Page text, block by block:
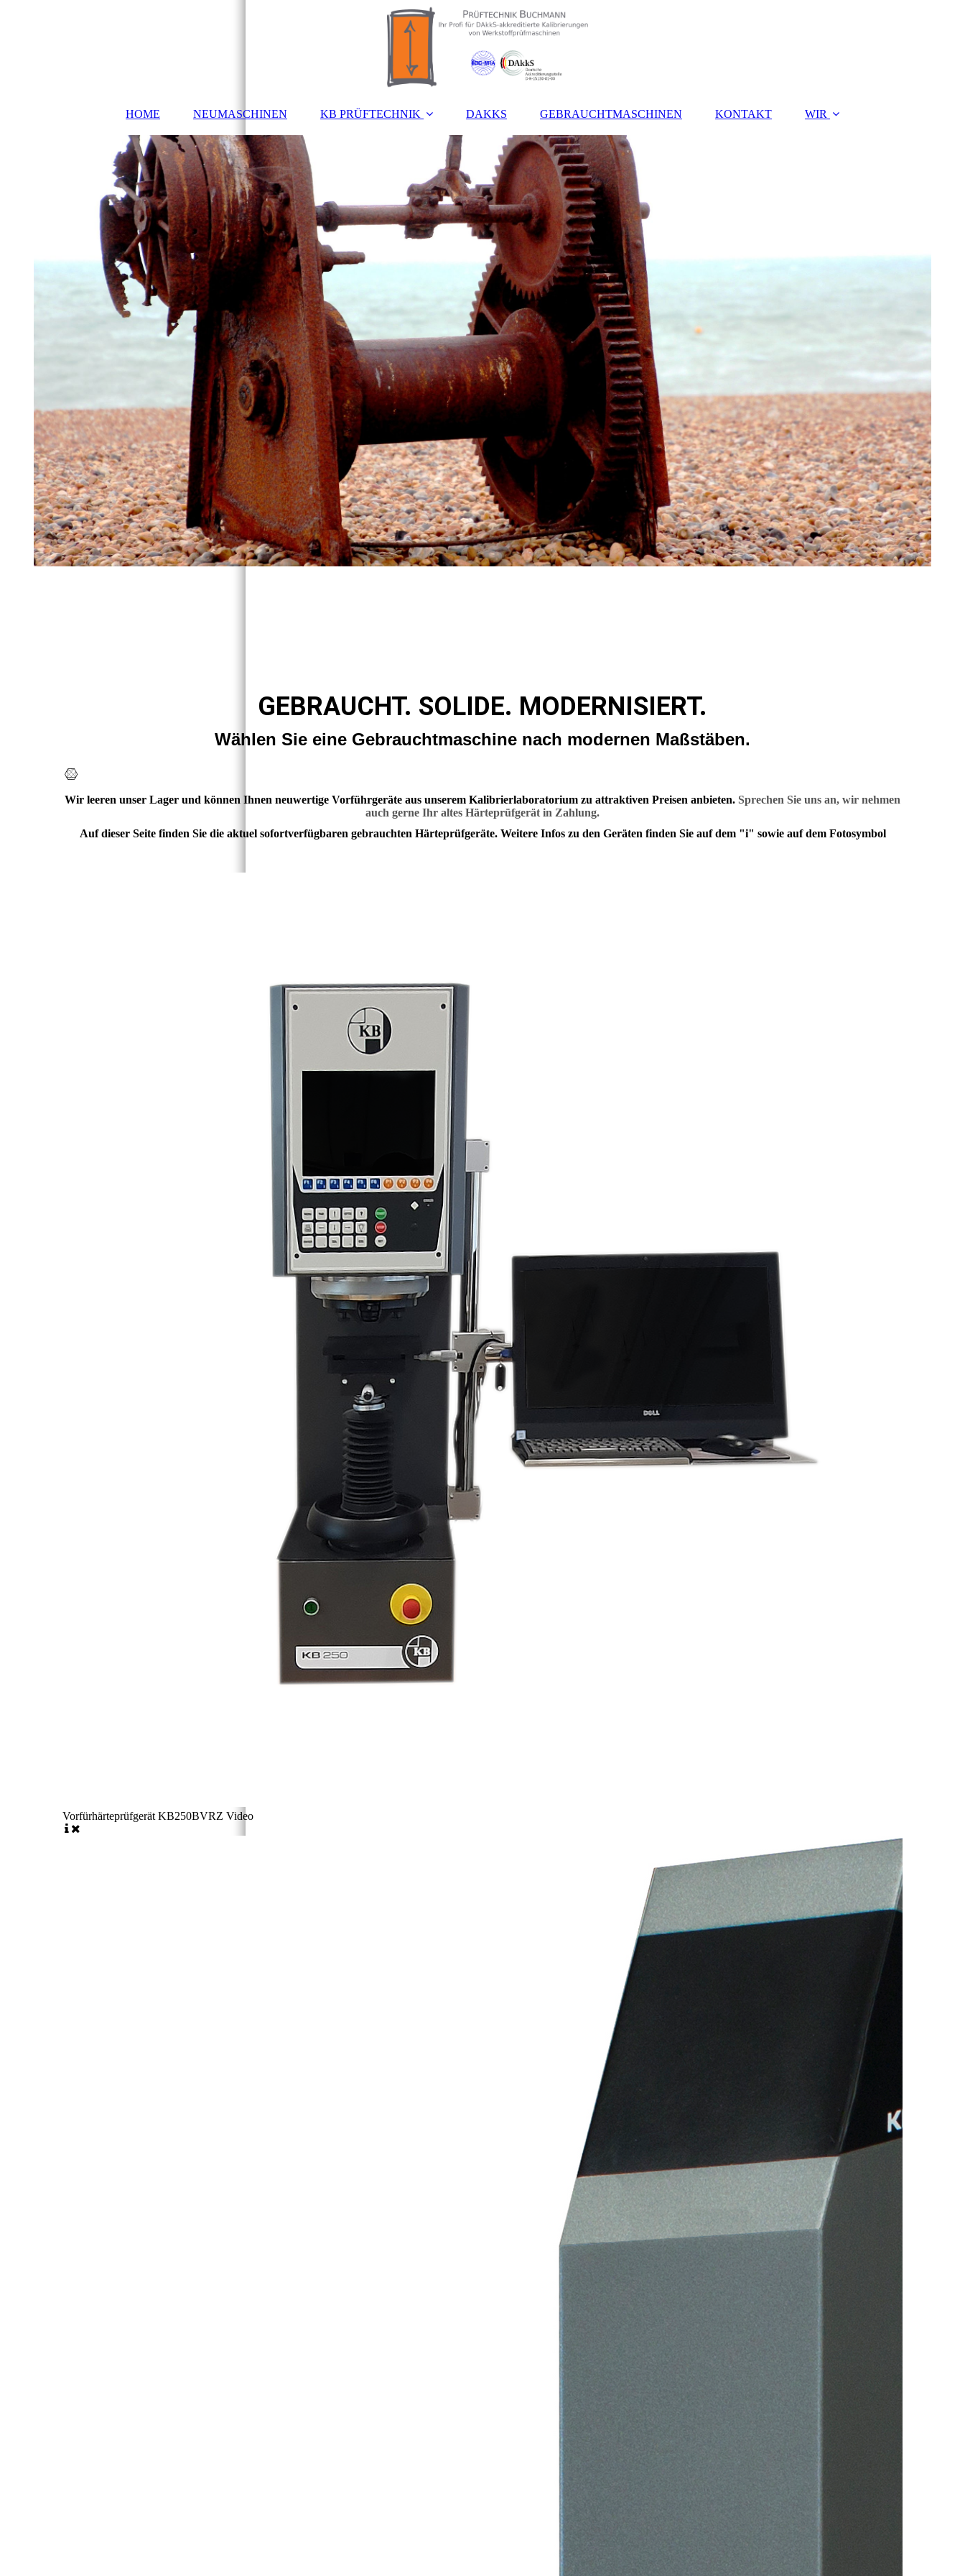
HOME NEUMASCHINEN KB PRÜFTECHNIK DAKKS GEBRAUCHTMASCHINEN KONTAKT WIR
GEBRAUCHT. SOLIDE. MODERNISIERT.
Wählen Sie eine Gebrauchtmaschine nach modernen Maßstäben.
Wir leeren unser Lager und können Ihnen neuwertige Vorführgeräte aus unserem Kalibrierlaboratorium zu attraktiven Preisen anbieten. Sprechen Sie uns an, wir nehmen
auch gerne Ihr altes Härteprüfgerät in Zahlung.
Auf dieser Seite finden Sie die aktuel sofortverfügbaren gebrauchten Härteprüfgeräte. Weitere Infos zu den Geräten finden Sie auf dem "i" sowie auf dem Fotosymbol
Vorfürhärteprüfgerät KB250BVRZ Video